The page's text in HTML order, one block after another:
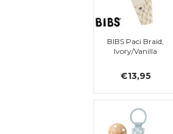
BIBS Paci Braid,
Ivory/Vanilla
€13,95